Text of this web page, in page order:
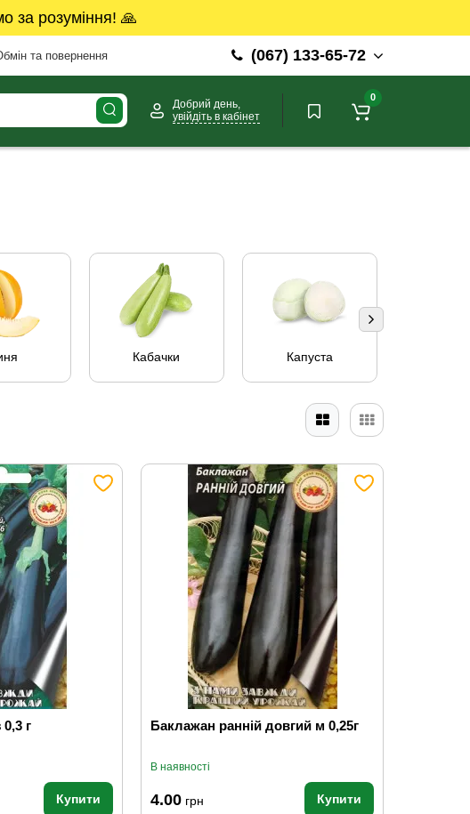
за розуміння! 🙏
та повернення (067) 133-65-72
Добрий день,
увійдіть в кабінет
0
Кабачки Капуста
г
Купити
Баклажан ранній довгий м 0,25г
В наявності
4.00 грн Купити